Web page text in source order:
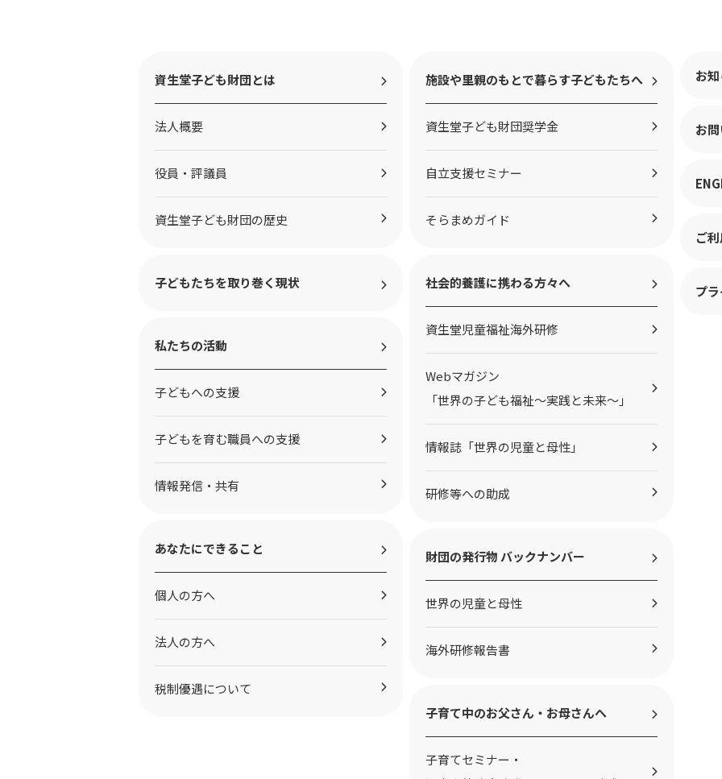
資生堂子ども財団とは
法人概要
役員・評議員
資生堂子ども財団の歴史
子どもたちを取り巻く現状
私たちの活動
⼦どもへの⽀援
子どもを育む職員への支援
情報発信・共有
あなたにできること
個人の方へ
法人の方へ
税制優遇について
施設や里親のもとで暮らす子どもたちへ
資生堂子ども財団奨学金
自立支援セミナー
そらまめガイド
社会的養護に携わる方々へ
資生堂児童福祉海外研修
Webマガジン
「世界の子ども福祉～実践と未来～」
情報誌「世界の児童と母性」
研修等への助成
財団の発行物 バックナンバー
世界の児童と母性
海外研修報告書
子育て中のお父さん・お母さんへ
子育てセミナー・
お
お
ご
プ